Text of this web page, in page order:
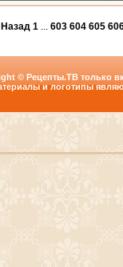
Назад 1 ... 603 604 605
© Рецепты.ТВ только
и логотипы